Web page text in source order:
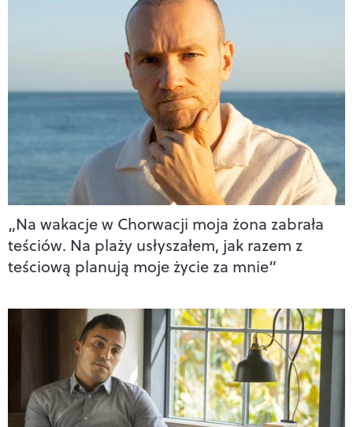
„Na wakacje w Chorwacji moja żona zabrała
teściów. Na plaży usłyszałem, jak razem z
teściową planują moje życie za mnie”